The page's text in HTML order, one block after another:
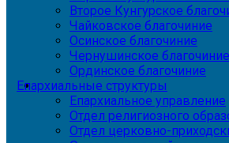
Второе Кунгурское
Чайковское благочиние
Осинское благочиние
Чернушинское благочиние
Ординское благочиние
Епархиальные структуры
Епархиальное управление
Отдел религиозного
Отдел церковно-